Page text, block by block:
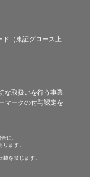
（東証グロース上
な取扱いを行う事業
マークの付与認定を
に、
ます。
を禁じます。